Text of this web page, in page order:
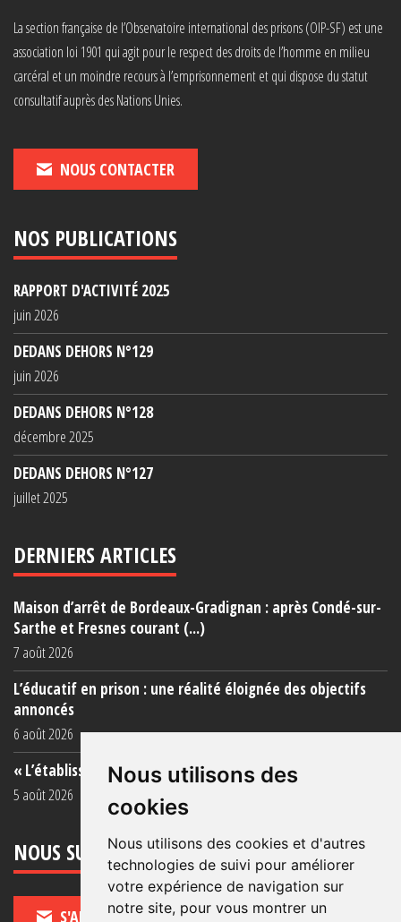
Nous utilisons des
cookies
Nous utilisons des cookies et d'autres
technologies de suivi pour améliorer
votre expérience de navigation sur
notre site, pour vous montrer un
La section française de l’Observatoire international des prisons (OIP-SF) est une
association loi 1901 qui agit pour le respect des droits de l’homme en milieu
carcéral et un moindre recours à l’emprisonnement et qui dispose du statut
consultatif auprès des Nations Unies.
NOUS CONTACTER
NOS PUBLICATIONS
RAPPORT D'ACTIVITÉ 2025
juin 2026
DEDANS DEHORS N°129
juin 2026
DEDANS DEHORS N°128
décembre 2025
DEDANS DEHORS N°127
juillet 2025
DERNIERS ARTICLES
Maison d’arrêt de Bordeaux-Gradignan : après Condé-sur-
Sarthe et Fresnes courant (...)
7 août 2026
L’éducatif en prison : une réalité éloignée des objectifs
annoncés
6 août 2026
« L’établissement est une porcherie totale »
5 août 2026
NOUS SUIVRE
S'ABONNER